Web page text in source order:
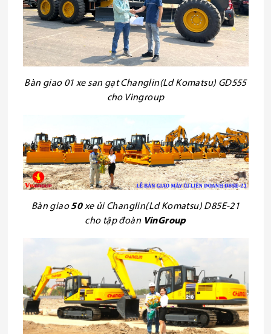
Bàn giao 01 xe san gạt Changlin(Ld Komatsu) GD555
cho Vingroup
Bàn giao50xe ủi Changlin(Ld Komatsu) D85E-21
cho tập đoàn VinGroup